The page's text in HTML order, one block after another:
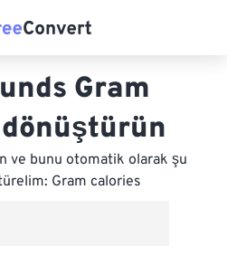
Gram
ve bunu otomatik olarak şu
Gram calories